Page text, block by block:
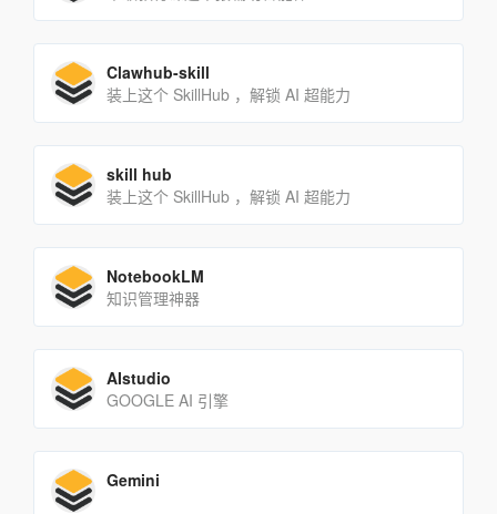
Clawhub-skill
装上这个 SkillHub ，解锁 AI 超能力
skill hub
装上这个 SkillHub ，解锁 AI 超能力
NotebookLM
知识管理神器
AIstudio
GOOGLE AI 引擎
Gemini